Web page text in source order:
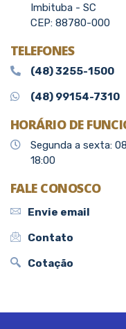
Imbituba - SC
CEP: 88780-000
TELEFONES
(48) 3255-1500
(48) 99154-7310
HORÁRIO DE
Segunda a sexta:
18:00
FALE CONOSCO
Envie email
Contato
Cotação